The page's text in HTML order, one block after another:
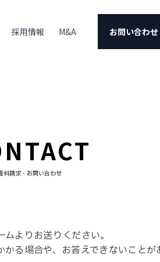
採用情報 M&A お問い合わせ
料請求・お問い合わせ
よりお送りください。
る場合や、お答えできないこと